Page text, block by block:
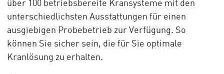
über 100 betriebsbereite Kransysteme mit den
unterschiedlichsten Ausstattungen für einen
ausgiebigen Probebetrieb zur Verfügung. So
können Sie sicher sein, die für Sie optimale
Kranlösung zu erhalten.